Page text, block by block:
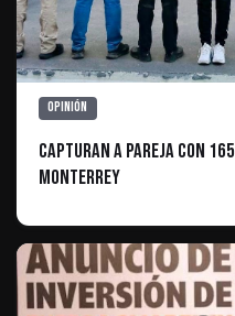
Opinión
Capturan a Pareja con
Monterrey